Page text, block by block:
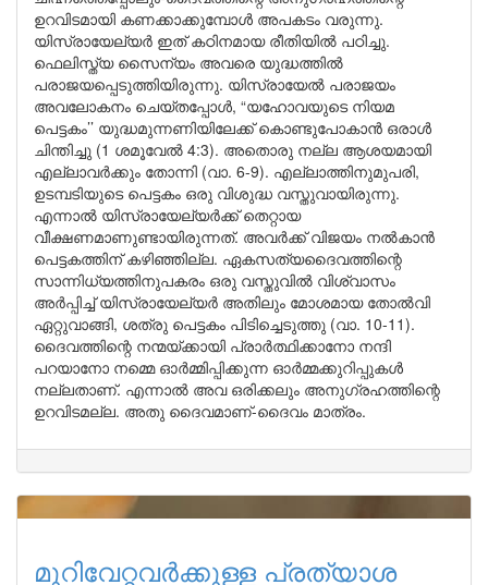
ഉറവിടമായി കണക്കാക്കുമ്പോൾ അപകടം വരുന്നു.
യിസ്രായേല്യർ ഇത് കഠിനമായ രീതിയിൽ പഠിച്ചു.
ഫെലിസ്ത്യ സൈന്യം അവരെ യുദ്ധത്തിൽ
പരാജയപ്പെടുത്തിയിരുന്നു. യിസ്രായേൽ പരാജയം
അവലോകനം ചെയ്തപ്പോൾ, “യഹോവയുടെ നിയമ
പെട്ടകം’’ യുദ്ധമുന്നണിയിലേക്ക് കൊണ്ടുപോകാൻ ഒരാൾ
ചിന്തിച്ചു (1 ശമൂവേൽ 4:3). അതൊരു നല്ല ആശയമായി
എല്ലാവർക്കും തോന്നി (വാ. 6-9). എല്ലാത്തിനുമുപരി,
ഉടമ്പടിയുടെ പെട്ടകം ഒരു വിശുദ്ധ വസ്തുവായിരുന്നു.
എന്നാൽ യിസ്രായേല്യർക്ക് തെറ്റായ
വീക്ഷണമാണുണ്ടായിരുന്നത്. അവർക്ക് വിജയം നൽകാൻ
പെട്ടകത്തിന് കഴിഞ്ഞില്ല. ഏകസത്യദൈവത്തിന്റെ
സാന്നിധ്യത്തിനുപകരം ഒരു വസ്തുവിൽ വിശ്വാസം
അർപ്പിച്ച് യിസ്രായേല്യർ അതിലും മോശമായ തോൽവി
ഏറ്റുവാങ്ങി, ശത്രു പെട്ടകം പിടിച്ചെടുത്തു (വാ. 10-11).
ദൈവത്തിന്റെ നന്മയ്ക്കായി പ്രാർത്ഥിക്കാനോ നന്ദി
പറയാനോ നമ്മെ ഓർമ്മിപ്പിക്കുന്ന ഓർമ്മക്കുറിപ്പുകൾ
നല്ലതാണ്. എന്നാൽ അവ ഒരിക്കലും അനുഗ്രഹത്തിന്റെ
ഉറവിടമല്ല. അതു ദൈവമാണ്-ദൈവം മാത്രം.
മുറിവേറ്റവർക്കുള്ള പ്രത്യാശ